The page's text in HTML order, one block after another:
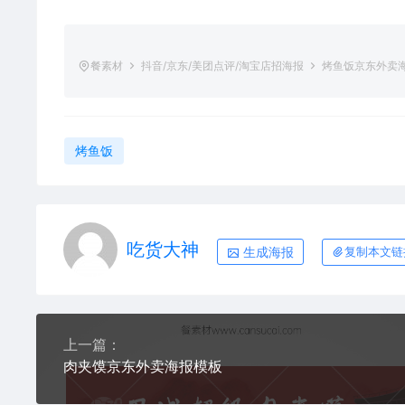
餐素材 抖音/京东/美团点评/淘宝店招海报 烤鱼饭京东外卖
烤鱼饭
吃货大神 生成海报 复制本文
上一篇：
肉夹馍京东外卖海报模板